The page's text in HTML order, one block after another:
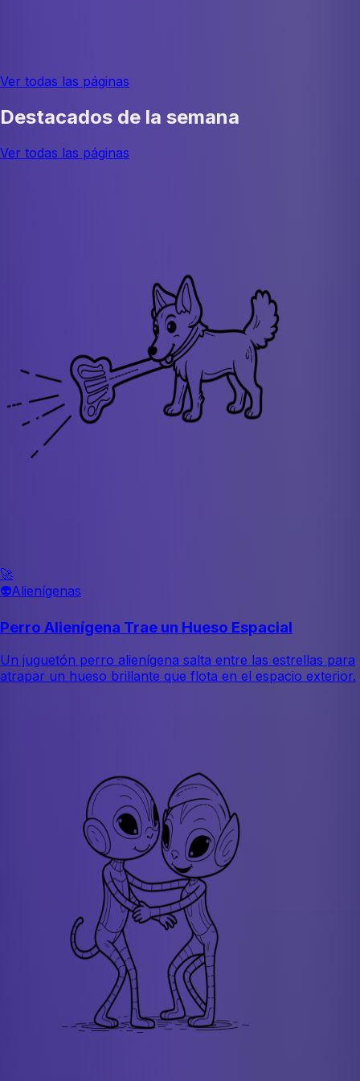
Ver todas las páginas
Destacados de la semana
Ver todas las páginas
🚀
👽Alienígenas
Perro Alienígena Trae un Hueso Espacial
Un juguetón perro alienígena salta entre las estrellas para
atrapar un hueso brillante que flota en el espacio exterior.